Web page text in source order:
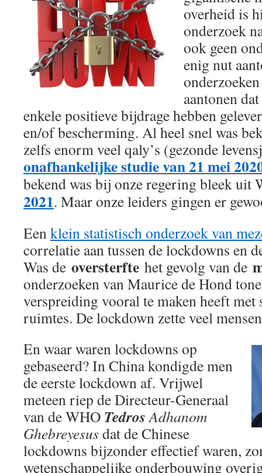
overheid is
onderzoek
ook geen
enig nut
aantonen
enkele positieve bijdrage hebben
en/of bescherming. Al heel snel was
zelfs enorm veel qaly’s (gezonde
onafhankelijke studie van 21 mei
bekend was bij onze regering bleek uit
2021. Maar onze leiders gingen er
Eenklein statistisch onderzoek van
correlatie aan tussen de lockdowns en
Was de oversterfte het gevolg van de
onderzoeken van Maurice de Hond
verspreiding vooral te maken heeft met
ruimtes. De lockdown zette veel
En waar waren lockdowns op
gebaseerd? In China kondigde men
de eerste lockdown af. Vrijwel
meteen riep de Directeur-Generaal
van de WHO TedrosAdhanom
Ghebreyesusdat de Chinese
lockdowns bijzonder effectief waren,
wetenschappelijke onderbouwing